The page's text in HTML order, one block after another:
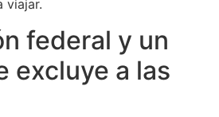
viajar.
federal y un
excluye a las